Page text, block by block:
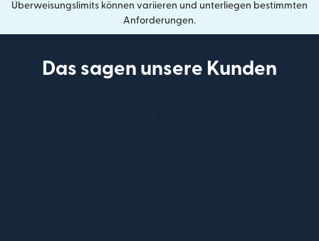
Überweisungslimits können variieren und unterliegen bestimmten
Anforderungen.
Das sagen unsere Kunden